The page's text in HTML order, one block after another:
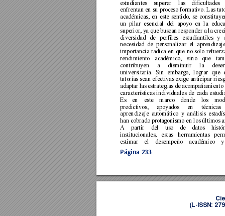
Página 233
estudiantes
superar as
dificultades
enfrentan en su proceso formativo. Las
académicas, en este sentido, se
un pilar esencial del apoyo en la
superior, ya que buscan responder a la
diversidad
de perfiles estudiantiles y
necesidad de personalizar el
importancia radica en que no solo
rendimiento
académico, sino que
contribuyen
a disminuir la
universitaria.
Sin embargo, lograr que
tutorías sean efectivas exige anticipar
adaptar las estrategias de acompañamiento
características individuales de cada
Es
en este marco donde los
predictivos,
apoyados en técnicas
aprendizaje automático y análisis
han cobrado protagonismo en los últimos
A
partir del uso de datos
institucionales,
estas herramientas
estimar
el desempeño académico
(L-ISSN: